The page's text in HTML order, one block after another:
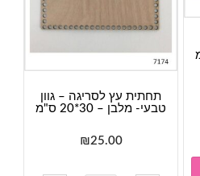
תחתית עץ לסריגה – גוון
טבעי- מלבן – 30*20 ס"מ
₪25.00